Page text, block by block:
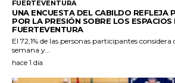
FUERTEVENTURA
UNA ENCUESTA DEL CABILDO REFLEJA
POR LA PRESIÓN SOBRE LOS ESPACIOS
FUERTEVENTURA
El 72,1% de las personas participantes
semana y...
hace 1 día